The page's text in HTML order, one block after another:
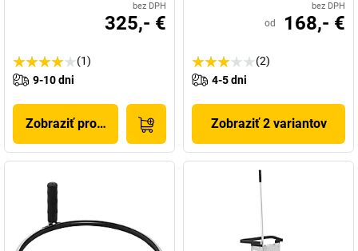
bez DPH
325,- €
(1)
9-10 dni
Zobraziť produkt
bez DPH
od 168,- €
(2)
4-5 dni
Zobraziť 2 variantov